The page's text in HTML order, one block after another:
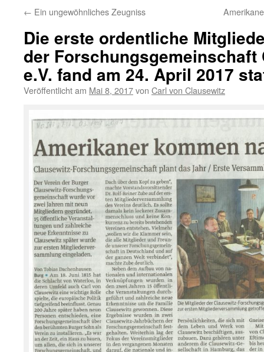
← Ein ungewöhnliches Zeugniss
Die erste ordentliche
der Forschungsgemeinschaft
e.V. fand am 24. April 2017
Veröffentlicht am Mai 8, 2017von Carl von Clausewitz